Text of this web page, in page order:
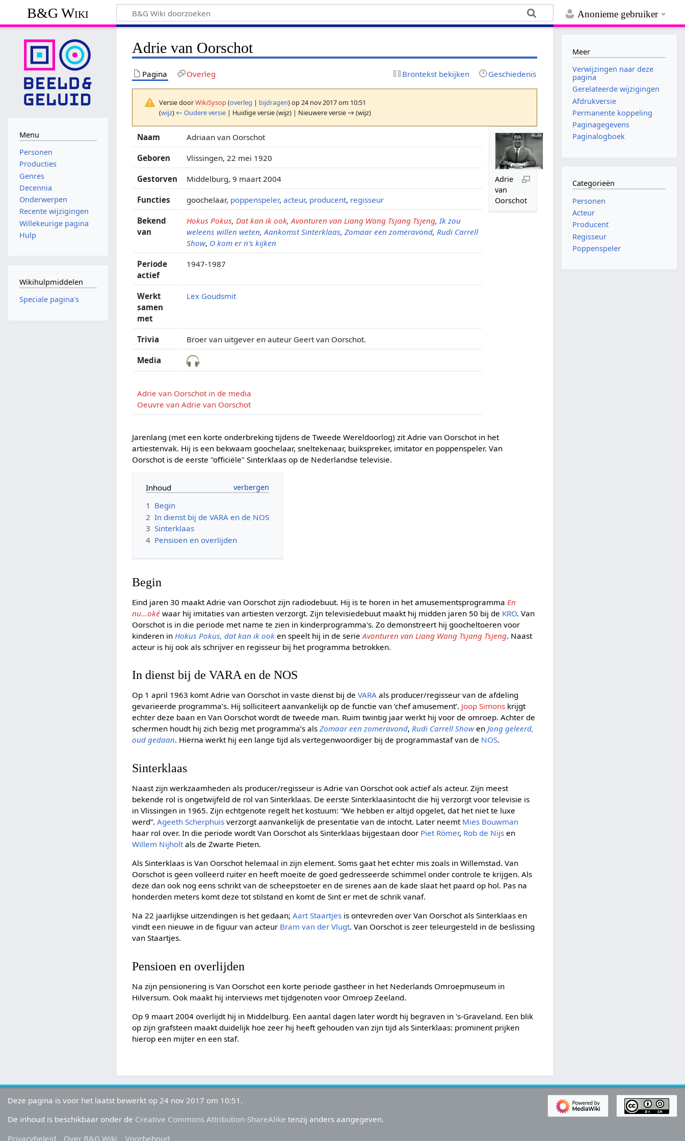
Anonieme gebruiker
B&G Wiki
Adrie van Oorschot
Pagina Overleg Brontekst bekijken Geschiedenis
Versie doorWikiSysop (overleg | bijdragen)op 24 nov 2017 om 10:51
(wijz) ← Oudere versie | Huidige versie (wijz) | Nieuwere versie → (wijz)
Adrie
van
Oorschot
Naam Adriaan van Oorschot
Geboren Vlissingen, 22 mei 1920
Gestorven Middelburg, 9 maart 2004
Functies goochelaar, poppenspeler,acteur, producent, regisseur
Bekend
van
Hokus Pokus, Dat kan ik ook,Avonturen van Liang Wang Tsjang Tsjeng, Ik zou
weleens willen weten,Aankomst Sinterklaas,Zomaar een zomeravond, Rudi Carrell
Show, O kom er n's kijken
Periode
actief
1947-1987
Werkt
samen
met
Lex Goudsmit
Trivia Broer van uitgever en auteur Geert van Oorschot.
Media
Adrie van Oorschot in de media
Oeuvre van Adrie van Oorschot
Jarenlang (met een korte onderbreking tijdens de Tweede Wereldoorlog) zit Adrie van Oorschot in het
artiestenvak. Hij is een bekwaam goochelaar, sneltekenaar, buikspreker, imitator en poppenspeler. Van
Oorschot is de eerste "officiële" Sinterklaas op de Nederlandse televisie.
Inhoud
1 Begin
2 In dienst bij de VARA en de NOS
3 Sinterklaas
4 Pensioen en overlijden
Begin
Eind jaren 30 maakt Adrie van Oorschot zijn radiodebuut. Hij is te horen in het amusementsprogramma En
nu...oké waar hij imitaties van artiesten verzorgt. Zijn televisiedebuut maakt hij midden jaren 50 bij de KRO. Van
Oorschot is in die periode met name te zien in kinderprogramma's. Zo demonstreert hij goocheltoeren voor
kinderen in Hokus Pokus, dat kan ik ook en speelt hij in de serieAvonturen van Liang Wang Tsjang Tsjeng. Naast
acteur is hij ook als schrijver en regisseur bij het programma betrokken.
In dienst bij de VARA en de NOS
Op 1 april 1963 komt Adrie van Oorschot in vaste dienst bij deVARA als producer/regisseur van de afdeling
gevarieerde programma’s. Hij solliciteert aanvankelijk op de functie van ‘chef amusement’. Joop Simons krijgt
echter deze baan en Van Oorschot wordt de tweede man. Ruim twintig jaar werkt hij voor de omroep. Achter de
schermen houdt hij zich bezig met programma’s alsZomaar een zomeravond,Rudi Carrell ShowenJong geleerd,
oud gedaan. Hierna werkt hij een lange tijd als vertegenwoordiger bij de programmastaf van de NOS.
Sinterklaas
Naast zijn werkzaamheden als producer/regisseur is Adrie van Oorschot ook actief als acteur. Zijn meest
bekende rol is ongetwijfeld de rol van Sinterklaas. De eerste Sinterklaasintocht die hij verzorgt voor televisie is
in Vlissingen in 1965. Zijn echtgenote regelt het kostuum: “We hebben er altijd opgelet, dat het niet te luxe
werd”.Ageeth Scherphuis verzorgt aanvankelijk de presentatie van de intocht. Later neemt Mies Bouwman
haar rol over. In die periode wordt Van Oorschot als Sinterklaas bijgestaan door Piet Römer, Rob de Nijs en
Willem Nijholt als de Zwarte Pieten.
Als Sinterklaas is Van Oorschot helemaal in zijn element. Soms gaat het echter mis zoals in Willemstad. Van
Oorschot is geen volleerd ruiter en heeft moeite de goed gedresseerde schimmel onder controle te krijgen. Als
deze dan ook nog eens schrikt van de scheepstoeter en de sirenes aan de kade slaat het paard op hol. Pas na
honderden meters komt deze tot stilstand en komt de Sint er met de schrik vanaf.
Na 22 jaarlijkse uitzendingen is het gedaan;Aart Staartjes is ontevreden over Van Oorschot als Sinterklaas en
vindt een nieuwe in de figuur van acteur Bram van der Vlugt. Van Oorschot is zeer teleurgesteld in de beslissing
van Staartjes.
Pensioen en overlijden
Na zijn pensionering is Van Oorschot een korte periode gastheer in het Nederlands Omroepmuseum in
Hilversum. Ook maakt hij interviews met tijdgenoten voor Omroep Zeeland.
Op 9 maart 2004 overlijdt hij in Middelburg. Een aantal dagen later wordt hij begraven in 's-Graveland. Een blik
op zijn grafsteen maakt duidelijk hoe zeer hij heeft gehouden van zijn tijd als Sinterklaas: prominent prijken
hierop een mijter en een staf.
Menu
Personen
Producties
Genres
Decennia
Onderwerpen
Recente wijzigingen
Willekeurige pagina
Hulp
Wikihulpmiddelen
Speciale pagina's
Meer
Verwijzingen naar deze
pagina
Gerelateerde wijzigingen
Afdrukversie
Permanente koppeling
Paginagegevens
Paginalogboek
Categorieën
Personen
Acteur
Producent
Regisseur
Poppenspeler
Deze pagina is voor het laatst bewerkt op 24 nov 2017 om 10:51.
De inhoud is beschikbaar onder de Creative Commons Attribution-ShareAlike tenzij anders aangegeven.
Privacybeleid
Over B&G Wiki Voorbehoud